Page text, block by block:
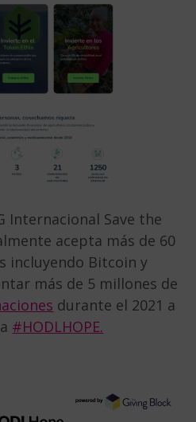
Internacional Save the
acepta más de 60
incluyendo Bitcoin y
más de 5 millones de
durante el 2021 a
#HODLHOPE.